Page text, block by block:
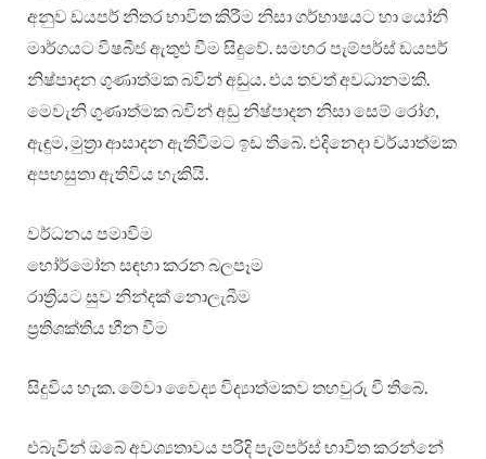
අනුව ඩයපර් නිතර භාවිත කිරීම නිසා ගර්භාෂයට හා යෝනි
මාර්ගයට විෂබීජ ඇතුළු වීම සිදුවේ. සමහර පැම්පර්ස් ඩයපර්
නිෂ්පාදන ගුණාත්මක බවින් අඩුය. එය තවත් අවධානමකි.
මෙවැනි ගුණාත්මක බවින් අඩු නිෂ්පාදන නිසා සෙම් රෝග,
ඇඳුම, මුත්‍රා ආසාදන ඇතිවීමට ඉඩ තිබේ. එදිනෙදා චර්යාත්මක
අපහසුතා ඇතිවිය හැකියි.
වර්ධනය පමාවීම
හෝර්මෝන සඳහා කරන බලපෑම
රාත්‍රියට සුව නින්දක් නොලැබීම
ප්‍රතිශක්තිය හීන වීම
සිදුවිය හැක. මේවා වෛද්‍ය විද්‍යාත්මකව තහවුරු වී තිබේ.
එබැවින් ඔබේ අවශ්‍යතාවය පරිදි පැම්පර්ස් භාවිත කරන්නේ